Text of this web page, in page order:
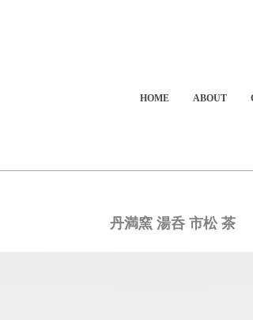
HOME ABOUT
丹満窯 湯呑 市松 茶